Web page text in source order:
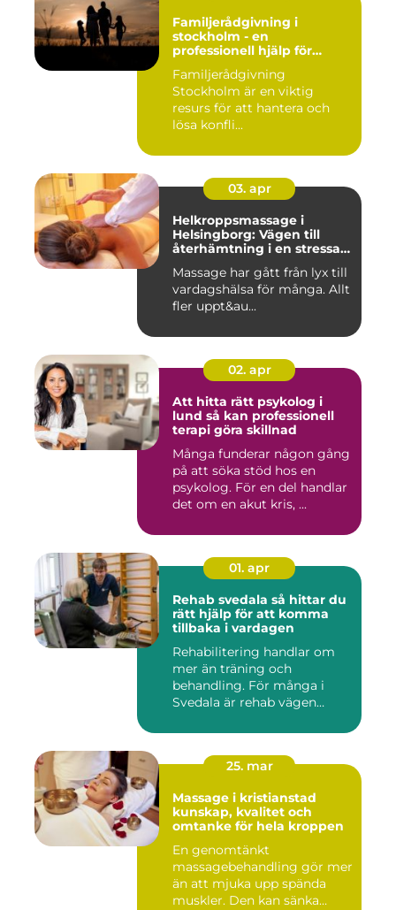
Familjerådgivning i
stockholm - en
professionell hjälp för
Familjerådgivning
Stockholm är en viktig
resurs för att hantera och
lösa konfli...
03. apr
Helkroppsmassage i
Helsingborg: Vägen till
återhämtning i en stressad
Massage har gått från lyx till
vardagshälsa för många. Allt
fler uppt&au...
02. apr
Att hitta rätt psykolog i
lund så kan professionell
terapi göra skillnad
Många funderar någon gång
på att söka stöd hos en
psykolog. För en del handlar
det om en akut kris, ...
01. apr
Rehab svedala så hittar du
rätt hjälp för att komma
tillbaka i vardagen
Rehabilitering handlar om
mer än träning och
behandling. För många i
Svedala är rehab vägen
25. mar
Massage i kristianstad
kunskap, kvalitet och
omtanke för hela kroppen
En genomtänkt
massagebehandling gör mer
än att mjuka upp spända
muskler. Den kan sänka